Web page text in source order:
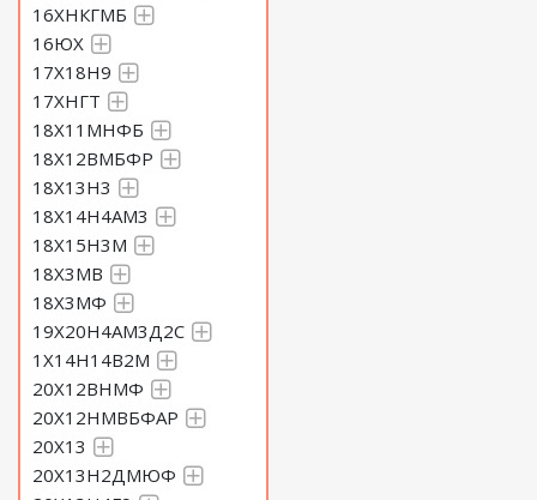
16ХНКГМБ
16ЮХ
17Х18Н9
17ХНГТ
18Х11МНФБ
18Х12ВМБФР
18Х13Н3
18Х14Н4АМ3
18Х15Н3М
18Х3МВ
18Х3МФ
19Х20Н4АМ3Д2С
1Х14Н14В2М
20Х12ВНМФ
20Х12НМВБФАР
20Х13
20Х13Н2ДМЮФ